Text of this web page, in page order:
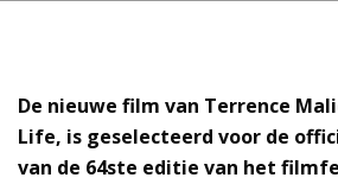
De nieuwe film van Terrence
Life, is geselecteerd voor de
van de 64ste editie van het